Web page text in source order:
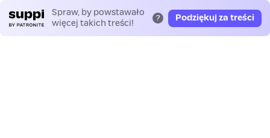
Spraw, by powstawało
więcej takich treści!
? Podziękuj za treści